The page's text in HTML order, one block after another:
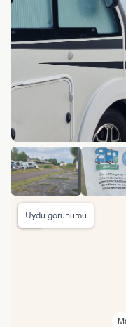
Uydu görünümü